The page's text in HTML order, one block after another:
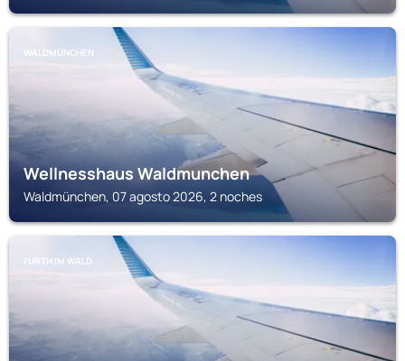
WALDMÜNCHEN
Wellnesshaus Waldmunchen
Waldmünchen, 07 agosto 2026, 2 noches
FURTH IM WALD